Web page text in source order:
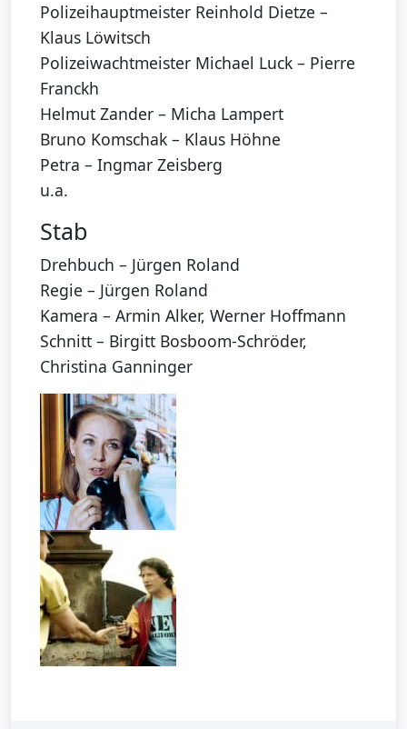
Polizeihauptmeister Reinhold Dietze –
Klaus Löwitsch
Polizeiwachtmeister Michael Luck – Pierre
Franckh
Helmut Zander – Micha Lampert
Bruno Komschak – Klaus Höhne
Petra – Ingmar Zeisberg
u.a.
Stab
Drehbuch – Jürgen Roland
Regie – Jürgen Roland
Kamera – Armin Alker, Werner Hoffmann
Schnitt – Birgitt Bosboom-Schröder,
Christina Ganninger